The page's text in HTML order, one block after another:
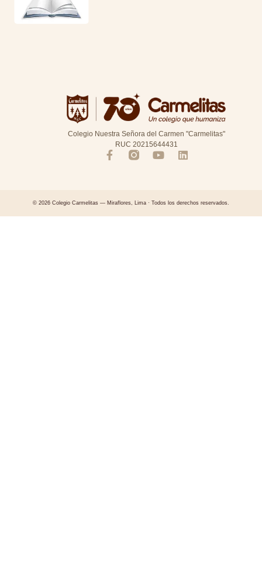
Colegio Nuestra Señora del Carmen "Carmelitas"
RUC 20215644431
© 2026 Colegio Carmelitas — Miraflores, Lima · Todos los derechos reservados.